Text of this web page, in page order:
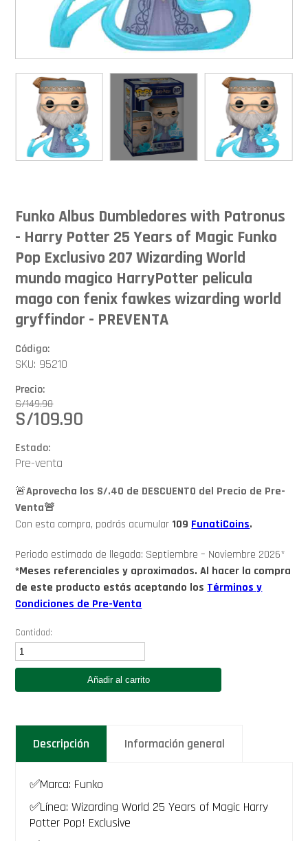
Funko Albus Dumbledores with Patronus
- Harry Potter 25 Years of Magic Funko
Pop Exclusivo 207 Wizarding World
mundo magico HarryPotter pelicula
mago con fenix fawkes wizarding world
gryffindor - PREVENTA
Código:
SKU: 95210
Precio:
S/149.90
S/109.90
Estado:
Pre-venta
🚨Aprovecha los S/.40 de DESCUENTO del Precio de Pre-
Venta🚨
Con esta compra, podrás acumular 109 FunatiCoins.
Periodo estimado de llegada: Septiembre – Noviembre 2026*
*Meses referenciales y aproximados. Al hacer la compra
de este producto estás aceptando los Términos y
Condiciones de Pre-Venta
Cantidad:
Funko
Albus
Dumbledores
Patronus
Magic
Funko
Pop
Exclusivo
Añadir al carrito
Descripción Información general
✅Marca: Funko
✅Línea: Wizarding World 25 Years of Magic Harry
Potter Pop! Exclusive